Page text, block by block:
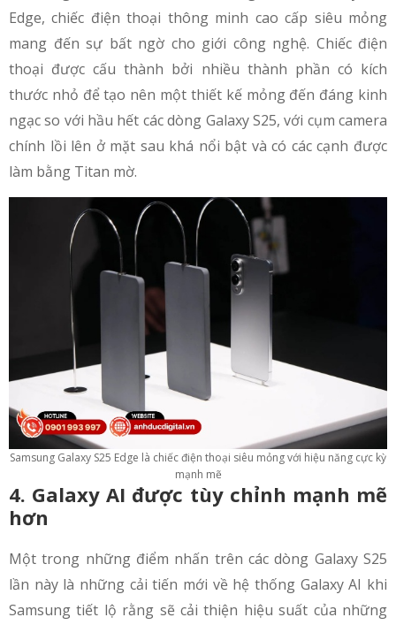
Edge, chiếc điện thoại thông minh cao cấp siêu mỏng
mang đến sự bất ngờ cho giới công nghệ. Chiếc điện
thoại được cấu thành bởi nhiều thành phần có kích
thước nhỏ để tạo nên một thiết kế mỏng đến đáng kinh
ngạc so với hầu hết các dòng Galaxy S25, với cụm camera
chính lồi lên ở mặt sau khá nổi bật và có các cạnh được
làm bằng Titan mờ.
Samsung Galaxy S25 Edge là chiếc điện thoại siêu mỏng với hiệu năng cực kỳ
mạnh mẽ
4. Galaxy AI được tùy chỉnh mạnh mẽ
hơn
Một trong những điểm nhấn trên các dòng Galaxy S25
lần này là những cải tiến mới về hệ thống Galaxy AI khi
Samsung tiết lộ rằng sẽ cải thiện hiệu suất của những